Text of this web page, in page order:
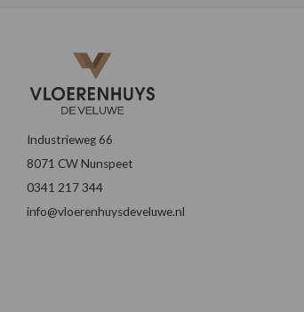
Industrieweg 66
8071 CW Nunspeet
0341 217 344
info@vloerenhuysdeveluwe.nl